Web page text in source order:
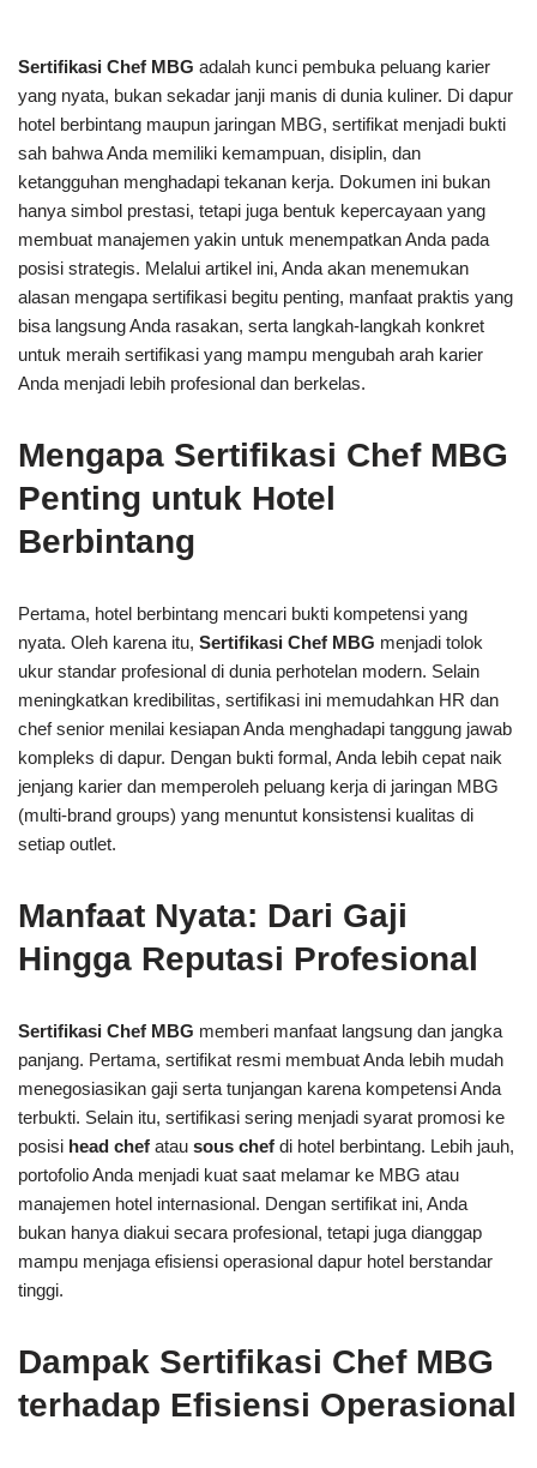
Sertifikasi Chef MBG adalah kunci pembuka peluang karier
yang nyata, bukan sekadar janji manis di dunia kuliner. Di dapur
hotel berbintang maupun jaringan MBG, sertifikat menjadi bukti
sah bahwa Anda memiliki kemampuan, disiplin, dan
ketangguhan menghadapi tekanan kerja. Dokumen ini bukan
hanya simbol prestasi, tetapi juga bentuk kepercayaan yang
membuat manajemen yakin untuk menempatkan Anda pada
posisi strategis. Melalui artikel ini, Anda akan menemukan
alasan mengapa sertifikasi begitu penting, manfaat praktis yang
bisa langsung Anda rasakan, serta langkah-langkah konkret
untuk meraih sertifikasi yang mampu mengubah arah karier
Anda menjadi lebih profesional dan berkelas.
Mengapa Sertifikasi Chef MBG
Penting untuk Hotel
Berbintang
Pertama, hotel berbintang mencari bukti kompetensi yang
nyata. Oleh karena itu, Sertifikasi Chef MBG menjadi tolok
ukur standar profesional di dunia perhotelan modern. Selain
meningkatkan kredibilitas, sertifikasi ini memudahkan HR dan
chef senior menilai kesiapan Anda menghadapi tanggung jawab
kompleks di dapur. Dengan bukti formal, Anda lebih cepat naik
jenjang karier dan memperoleh peluang kerja di jaringan MBG
(multi-brand groups) yang menuntut konsistensi kualitas di
setiap outlet.
Manfaat Nyata: Dari Gaji
Hingga Reputasi Profesional
Sertifikasi Chef MBG memberi manfaat langsung dan jangka
panjang. Pertama, sertifikat resmi membuat Anda lebih mudah
menegosiasikan gaji serta tunjangan karena kompetensi Anda
terbukti. Selain itu, sertifikasi sering menjadi syarat promosi ke
posisi head chef atau sous chef di hotel berbintang. Lebih jauh,
portofolio Anda menjadi kuat saat melamar ke MBG atau
manajemen hotel internasional. Dengan sertifikat ini, Anda
bukan hanya diakui secara profesional, tetapi juga dianggap
mampu menjaga efisiensi operasional dapur hotel berstandar
tinggi.
Dampak Sertifikasi Chef MBG
terhadap Efisiensi Operasional